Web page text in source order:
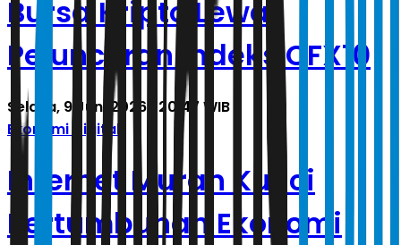
Bursa Kripto Lewat
Peluncuran Indeks CFX10
Selasa, 9 Juni 2026 | 20.47 WIB
Ekonomi Digital
Internet Murah Kunci
Pertumbuhan Ekonomi